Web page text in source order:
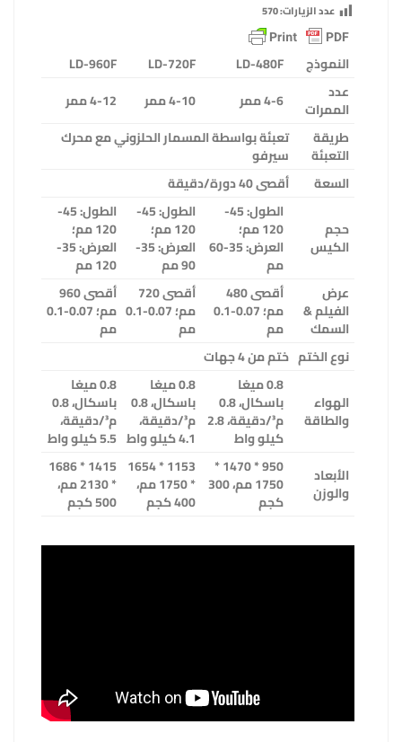
عدد الزيارات:570
النموذج LD-480F
LD-720F
LD-960F
عدد
الممرات 4-6 ممر 4-10 ممر
4-12 ممر
طريقة
التعبئة
تعبئة بواسطة المسمار الحلزوني مع محرك
سيرفو
السعة
أقصى 40 دورة/دقيقة
حجم
الكيس
الطول: 45-
120 مم؛
العرض: 35-60
مم
الطول: 45-
120 مم؛
العرض: 35-
90 مم
الطول: 45-
120 مم؛
العرض: 35-
120 مم
عرض
الفيلم &
السمك
أقصى 480
مم؛ 0.07-0.1
مم
أقصى 720
مم؛ 0.07-0.1
مم
أقصى 960
مم؛ 0.07-0.1
مم
نوع الختم ختم من 4 جهات
الهواء
والطاقة
0.8 ميغا
باسكال، 0.8
م³/دقيقة، 2.8
كيلو واط
0.8 ميغا
باسكال، 0.8
م³/دقيقة،
4.1 كيلو واط
0.8 ميغا
باسكال، 0.8
م³/دقيقة،
5.5 كيلو واط
الأبعاد
والوزن
950 * 1470 *
1750 مم، 300
كجم
1153 * 1654
* 1750 مم،
400 كجم
1415 * 1686
* 2130 مم،
500 كجم